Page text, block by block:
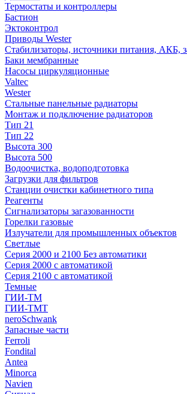
Термостаты и контроллеры
Бастион
Эктоконтрол
Приводы Wester
Стабилизаторы, источники питания, АКБ,
Баки мембранные
Насосы циркуляционные
Valtec
Wester
Стальные панельные радиаторы
Монтаж и подключение радиаторов
Тип 21
Тип 22
Высота 300
Высота 500
Водоочистка, водоподготовка
Загрузки для фильтров
Станции очистки кабинетного типа
Реагенты
Сигнализаторы загазованности
Горелки газовые
Излучатели для промышленных объектов
Светлые
Серия 2000 и 2100 Без автоматики
Серия 2000 с автоматикой
Серия 2100 с автоматикой
Темные
ГИИ-ТМ
ГИИ-ТМТ
neroSchwank
Запасные части
Ferroli
Fondital
Antea
Minorca
Navien